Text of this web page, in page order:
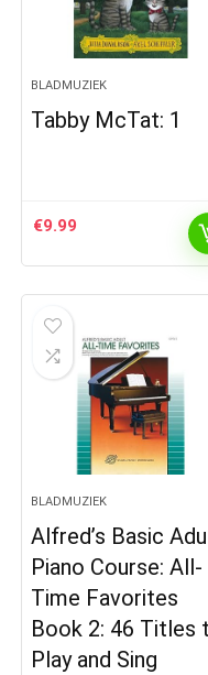
BLADMUZIEK
Tabby McTat: 1
€9.99
BLADMUZIEK
Alfred’s Basic
Piano Course: All-
Time Favorites
Book 2: 46 Titles
Play and Sing